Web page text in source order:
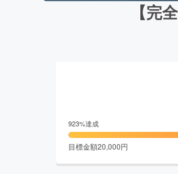
【完
923%達成
目標金額20,000円